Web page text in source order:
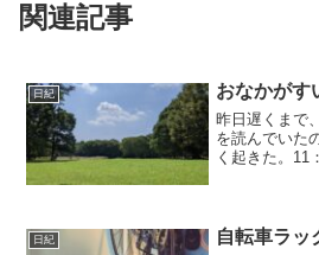
関連記事
日紀 おなかがす
昨日遅くまで
を読んでいた
く起きた。11
のに、すっき
日紀 自転車ラッ